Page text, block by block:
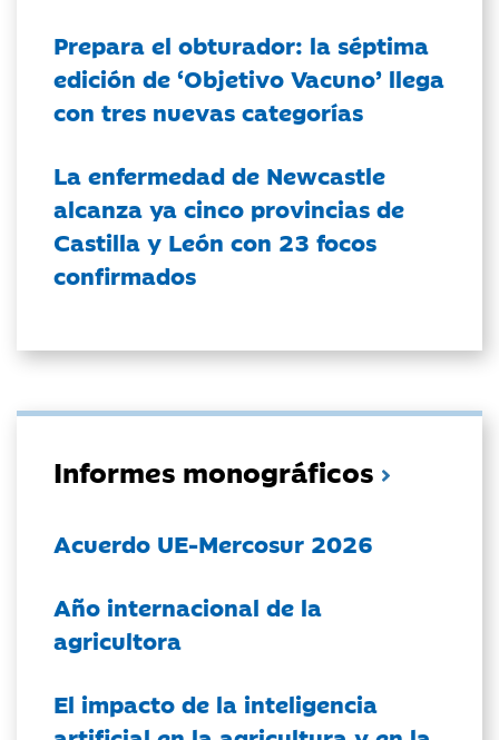
Prepara el obturador: la séptima
edición de ‘Objetivo Vacuno’ llega
con tres nuevas categorías
La enfermedad de Newcastle
alcanza ya cinco provincias de
Castilla y León con 23 focos
confirmados
Informes monográficos
Acuerdo UE-Mercosur 2026
Año internacional de la
agricultora
El impacto de la inteligencia